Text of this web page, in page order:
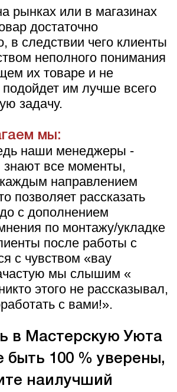
рынках или в магазинах
достаточно
в следствии чего клиенты
неполного понимания
их товаре и не
им лучше всего
задачу.
мы:
наши менеджеры -
знают все моменты,
направлением
позволяет рассказать
с дополнением
по монтажу/укладке
после работы с
с чувством «вау
мы слышим «
этого не рассказывал,
с вами!».
в Мастерскую Уюта
быть 100 % уверены,
наилучший